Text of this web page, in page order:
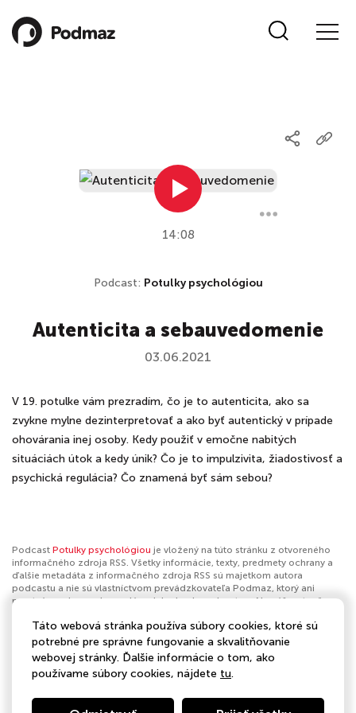
14:08
Podcast: Potulky psychológiou
Autenticita a sebauvedomenie
03.06.2021
V 19. potulke vám prezradím, čo je to autenticita, ako sa
zvykne mylne dezinterpretovať a ako byť autentický v prípade
ohovárania inej osoby. Kedy použiť v emočne nabitých
situáciách útok a kedy únik? Čo je to impulzivita, žiadostivosť a
psychická regulácia? Čo znamená byť sám sebou?
Podcast Potulky psychológiou je vložený na túto stránku z otvoreného
informačného zdroja RSS. Všetky informácie, texty, predmety ochrany a
ďalšie metadáta z informačného zdroja RSS sú majetkom autora
podcastu a nie sú vlastníctvom prevádzkovateľa Podmaz, ktorý ani
nevytvára ani nezodpovedá za ich obsah podcastov. Ak máš za to, že
nahlásiť obsah. Ak je toto tvoj podcast a chceš získať kontrolu nad týmto
profilomklikni sem.
Autor:Potulky psychológiou
Kategórie:
Táto webová stránka používa súbory cookies, ktoré sú
potrebné pre správne fungovanie a skvalitňovanie
webovej stránky. Ďalšie informácie o tom, ako
používame súbory cookies, nájdete tu.